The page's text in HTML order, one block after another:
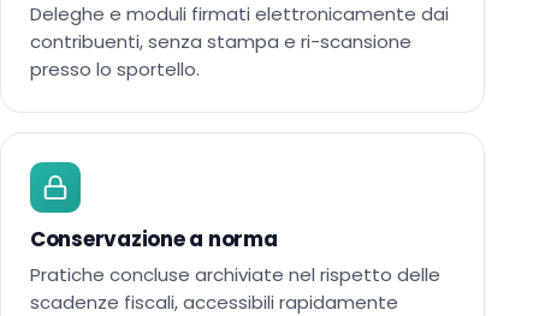
Deleghe e moduli firmati elettronicamente dai
contribuenti, senza stampa e ri-scansione
presso lo sportello.
Conservazione a norma
Pratiche concluse archiviate nel rispetto delle
scadenze fiscali, accessibili rapidamente